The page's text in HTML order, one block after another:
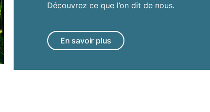
Découvrez ce que l’on dit de nous.
En savoir plus